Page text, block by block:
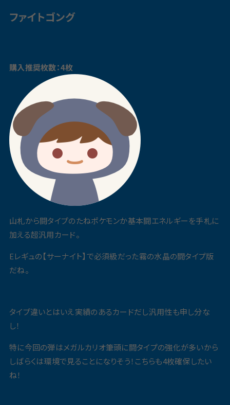
ファイトゴング
購入推奨枚数：4枚
山札から闘タイプのたねポケモンか基本闘エネルギーを手札に
加える超汎用カード。
Eレギュの【サーナイト】で必須級だった霧の水晶の闘タイプ版
だね。
タイプ違いとはいえ実績のあるカードだし汎用性も申し分な
し！
特に今回の弾はメガルカリオ筆頭に闘タイプの強化が多いから
しばらくは環境で見ることになりそう！こちらも4枚確保したい
ね！